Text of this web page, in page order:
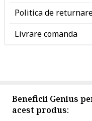
Politica de
Livrare comanda
Beneficii Genius
acest produs: